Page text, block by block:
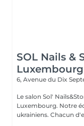
SOL Nails &
6, Avenue du Dix
Le salon Sol'
Luxembourg. Notre équipe est composée de PROspécialistes
ukrainiens. Chacun